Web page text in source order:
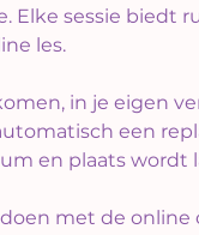
Elke sessie biedt
les.
in je eigen
een
en plaats wordt
met de online